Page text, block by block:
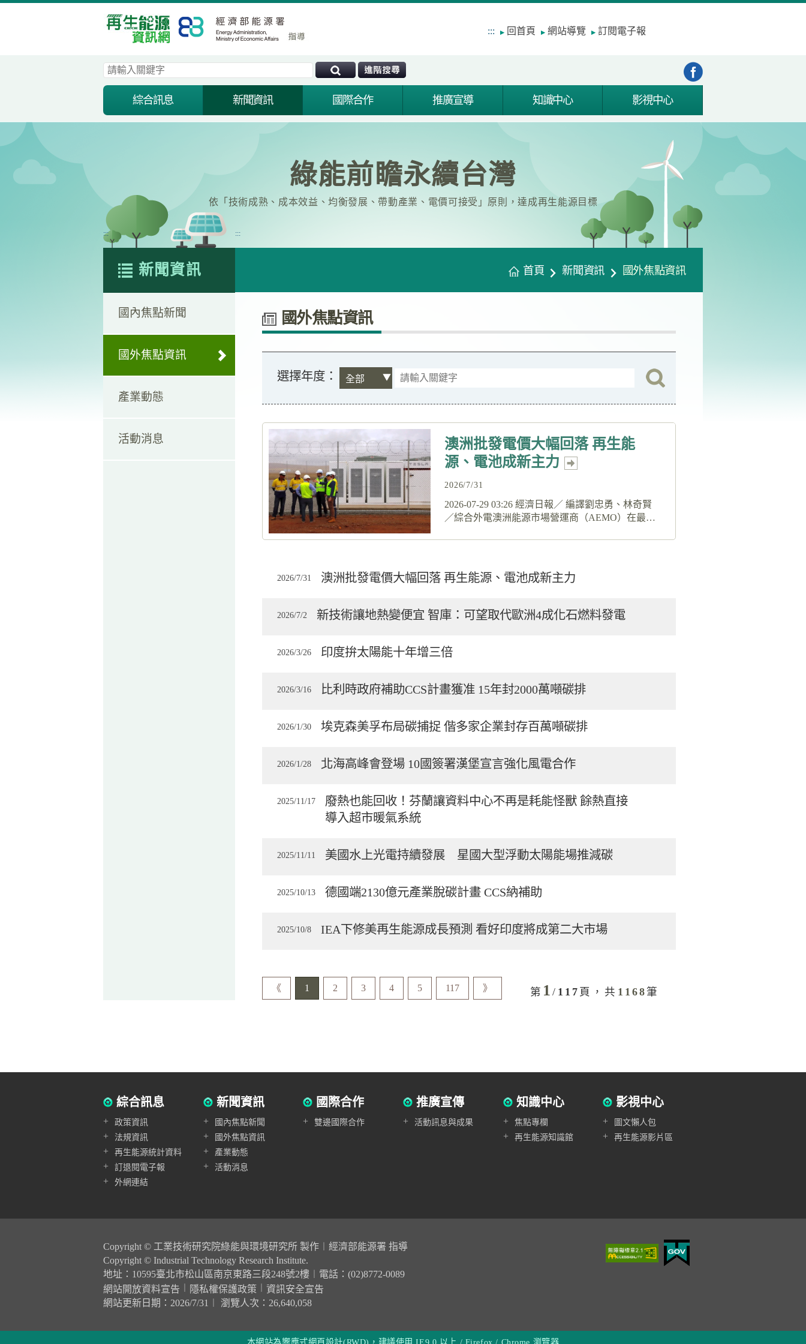
跳
::: 回首頁 網站導覽 訂閱電子報
綜合訊息 新聞資訊 國際合作 推廣宣導 知識中心 影視中心
綠能前瞻永續台灣
依「技術成熟、成本效益、均衡發展、帶動產業、電價可接受」原則，達成再生能源目標
:::
新聞資訊
國內焦點新聞
國外焦點資訊
產業動態
活動消息
:::
首頁 新聞資訊 國外焦點資訊
國外焦點資訊
選擇年度：
澳洲批發電價大幅回落 再生能
源、電池成新主力
2026/7/31
2026-07-29 03:26 經濟日報／ 編譯劉忠勇、林奇賢
／綜合外電澳洲能源市場營運商（AEMO）在最新
47%。天然氣發電量減少三分之一，降至2003年以
來第…
2026/7/31 澳洲批發電價大幅回落 再生能源、電池成新主力
2026/7/2 新技術讓地熱變便宜 智庫：可望取代歐洲4成化石燃料發電
2026/3/26 印度拚太陽能十年增三倍
2026/3/16 比利時政府補助CCS計畫獲准 15年封2000萬噸碳排
2026/1/30 埃克森美孚布局碳捕捉 偕多家企業封存百萬噸碳排
2026/1/28 北海高峰會登場 10國簽署漢堡宣言強化風電合作
2025/11/17
廢熱也能回收！芬蘭讓資料中心不再是耗能怪獸 餘熱直接
導入超市暖氣系統
2025/11/11 美國水上光電持續發展 星國大型浮動太陽能場推減碳
2025/10/13 德國端2130億元產業脫碳計畫 CCS納補助
2025/10/8 IEA下修美再生能源成長預測 看好印度將成第二大市場
《 1 2 3 4 5 117 》 第 1/ 117 頁，共 1168筆
綜合訊息
+ 政策資訊
+ 法規資訊
+ 再生能源統計資料
+ 訂退閱電子報
+ 外網連結
新聞資訊
+ 國內焦點新聞
+ 國外焦點資訊
+ 產業動態
+ 活動消息
國際合作
+ 雙邊國際合作
推廣宣傳
+ 活動訊息與成果
知識中心
+ 焦點專欄
+ 再生能源知識館
影視中心
+ 圖文懶人包
+ 再生能源影片區
Copyright © 工業技術研究院綠能與環境研究所 製作︱經濟部能源署 指導
Copyright © Industrial Technology Research Institute.
地址：10595臺北市松山區南京東路三段248號2樓︱電話：(02)8772-0089
網站開放資料宣告
隱私權保護政策
資訊安全宣告
網站更新日期：2026/7/31︱ 瀏覽人次：26,640,058